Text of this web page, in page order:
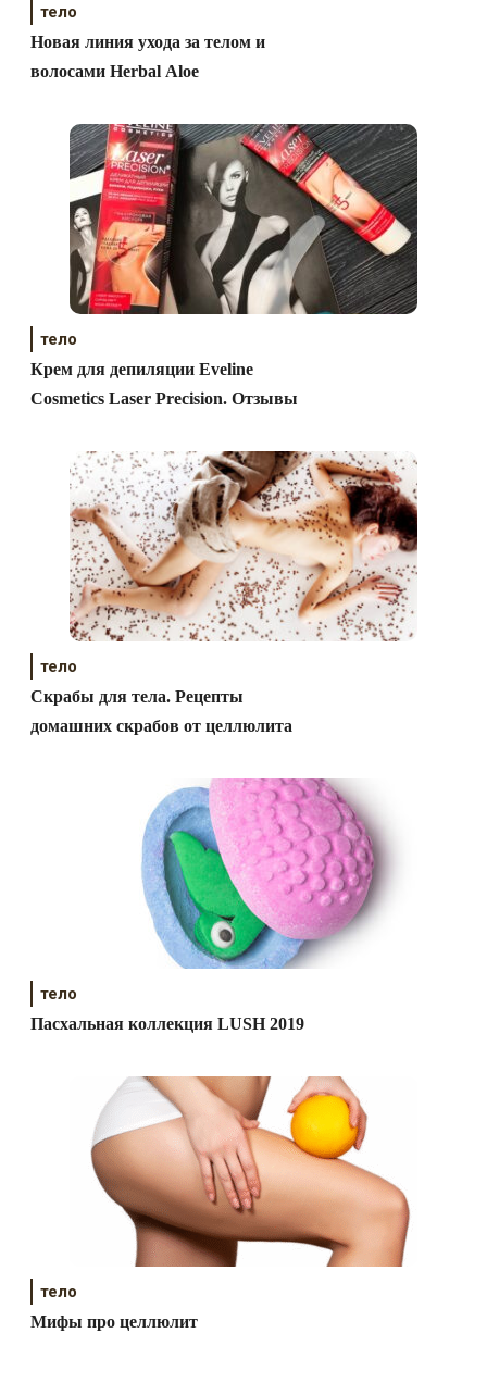
тело
Новая линия ухода за телом и
волосами Herbal Aloe
тело
Крем для депиляции Eveline
Cosmetics Laser Precision. Отзывы
тело
Скрабы для тела. Рецепты
домашних скрабов от целлюлита
тело
Пасхальная коллекция LUSH 2019
тело
Мифы про целлюлит